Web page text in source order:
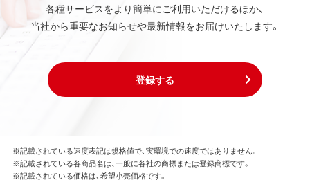
各種サービスをより簡単にご利用いただけるほか、
当社から重要なお知らせや最新情報をお届けいたします。
登録する
※記載されている速度表記は規格値で、実環境での速度ではありません。
※記載されている各商品名は、一般に各社の商標または登録商標です。
※記載されている価格は、希望小売価格です。